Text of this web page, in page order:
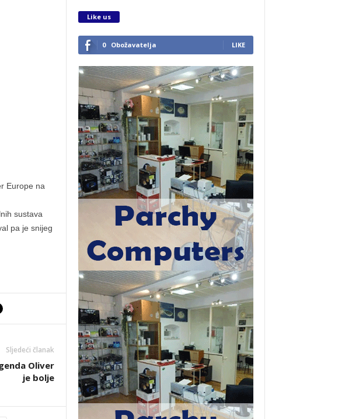
Europe na
sustava
pa je snijeg
Sljedeći članak
Oliver
je bolje
Like us
0 Obožavatelja LIKE